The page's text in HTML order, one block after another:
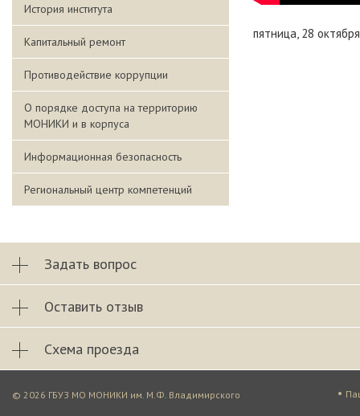
История института
Капитальный ремонт
Противодействие коррупции
О порядке доступа на территорию
МОНИКИ и в корпуса
Информационная безопасность
Региональный центр компетенций
пятница, 28
Задать вопрос
Оставить отзыв
Схема проезда
© 2026 ГБУЗ МО МОНИКИ им. М.Ф. Владимирского •